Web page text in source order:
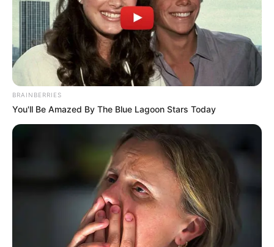
BRAINBERRIES
You'll Be Amazed By The Blue Lagoon Stars Today